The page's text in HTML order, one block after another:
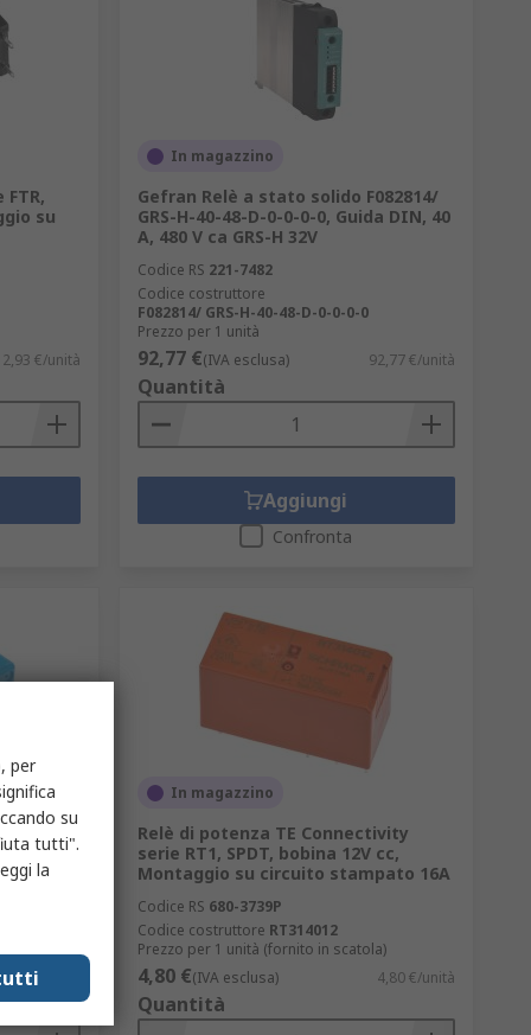
su
2,93 €/unità
In magazzino
Gefran Relè a stato solido F082814/
GRS-H-40-48-D-0-0-0-0, Guida DIN, 40
A, 480 V ca GRS-H 32V
Codice RS 221-7482
Codice costruttore
F082814/ GRS-H-40-48-D-0-0-0-0
Prezzo per 1 unità
92,77 €(IVA esclusa) 92,77 €/unità
Quantità
Aggiungi
Confronta
10A
1,86 €/unità
In magazzino
Relè di potenza TE Connectivity
serie RT1, SPDT, bobina 12V cc,
Montaggio su circuito stampato 16A
Codice RS 680-3739P
Codice costruttore RT314012
Prezzo per 1 unità (fornito in scatola)
4,80 €(IVA esclusa) 4,80 €/unità
Quantità
per
su
tutti".
la